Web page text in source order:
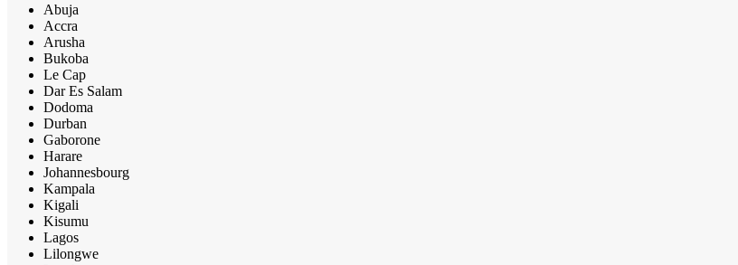
Abuja
Accra
Arusha
Bukoba
Le Cap
Dar Es Salam
Dodoma
Durban
Gaborone
Harare
Johannesbourg
Kampala
Kigali
Kisumu
Lagos
Lilongwe